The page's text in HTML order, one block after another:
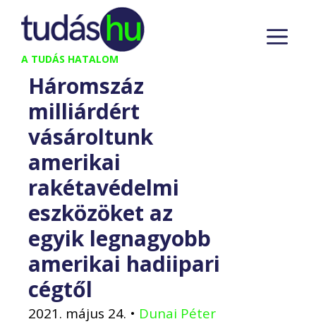
Kilépés
tartalomba
A TUDÁS HATALOM
Háromszáz
milliárdért
vásároltunk
amerikai
rakétavédelmi
eszközöket az
egyik legnagyobb
amerikai hadiipari
cégtől
2021. május 24. • Dunai Péter